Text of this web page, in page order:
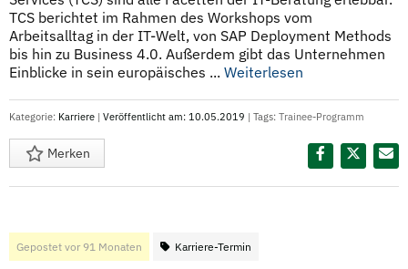
TCS berichtet im Rahmen des Workshops vom
Arbeitsalltag in der IT-Welt, von SAP Deployment Methods
bis hin zu Business 4.0. Außerdem gibt das Unternehmen
Einblicke in sein europäisches ... Weiterlesen
Kategorie: Karriere | Veröffentlicht am: 10.05.2019 | Tags: Trainee-Programm
Merken
Gepostet vor 91 Monaten Karriere-Termin